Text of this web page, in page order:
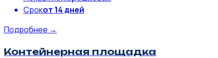
Срокот 14 дней
Подробнее →
Контейнерная площадка